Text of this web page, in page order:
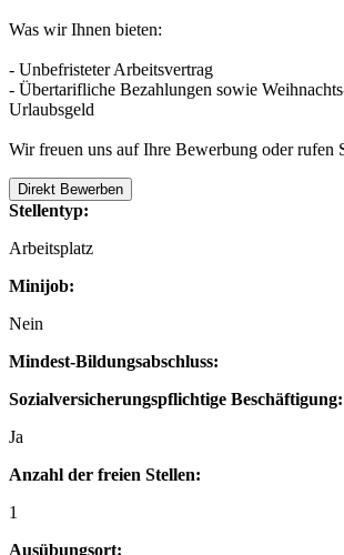
Was wir Ihnen bieten:
- Unbefristeter Arbeitsvertrag
- Übertarifliche Bezahlungen sowie
Urlaubsgeld
Wir freuen uns auf Ihre Bewerbung oder rufen
Direkt Bewerben
Stellentyp:
Arbeitsplatz
Minijob:
Nein
Mindest-Bildungsabschluss:
Sozialversicherungspflichtige Beschäftigung:
Ja
Anzahl der freien Stellen:
1
Ausübungsort: